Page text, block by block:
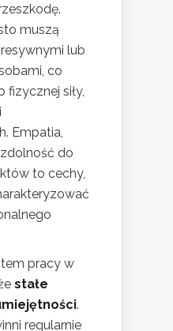
muszą
lub
co
fizycznej siły,
Empatia,
do
to cechy,
pracy w
stałe
.
regularnie